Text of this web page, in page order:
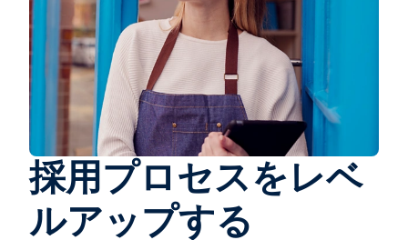
採用プロセスをレベ
ルアップする